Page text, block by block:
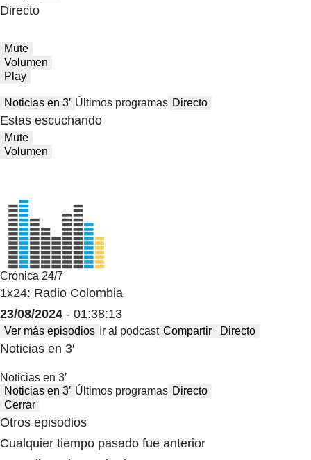
Directo
Mute
Volumen
Play
Noticias en 3′ Últimos programas Directo
Estas escuchando
Mute
Volumen
Crónica 24/7
1x24: Radio Colombia
23/08/2024 - 01:38:13
Ver más episodios Ir al podcast Compartir Directo
Noticias en 3′
Noticias en 3′
Noticias en 3′ Últimos programas Directo
Cerrar
Otros episodios
Cualquier tiempo pasado fue anterior